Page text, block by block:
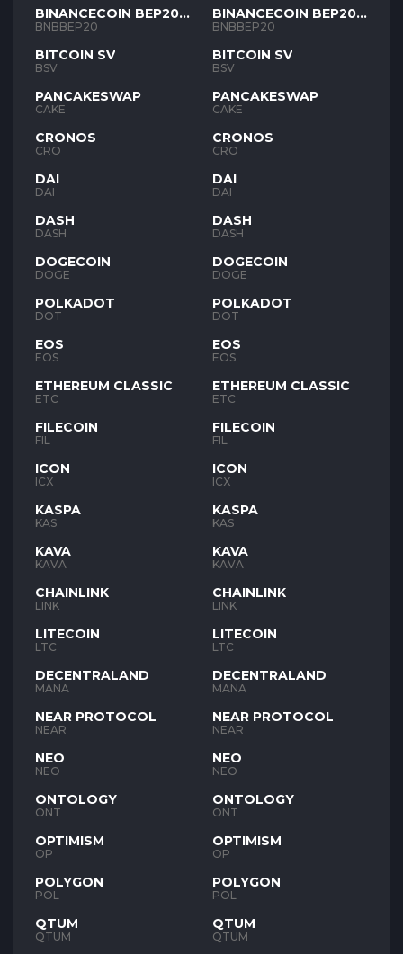
BINANCECOIN BEP20
BNB
BNBBEP20
BITCOIN SV
BSV
PANCAKESWAP
CAKE
CRONOS
CRO
DAI
DAI
DASH
DASH
DOGECOIN
DOGE
POLKADOT
DOT
EOS
EOS
ETHEREUM CLASSIC
ETC
FILECOIN
FIL
ICON
ICX
KASPA
KAS
KAVA
KAVA
CHAINLINK
LINK
LITECOIN
LTC
DECENTRALAND
MANA
NEAR PROTOCOL
NEAR
NEO
NEO
ONTOLOGY
ONT
OPTIMISM
OP
POLYGON
POL
QTUM
QTUM
BINANCECOIN BEP20
BNB
BNBBEP20
BITCOIN SV
BSV
PANCAKESWAP
CAKE
CRONOS
CRO
DAI
DAI
DASH
DASH
DOGECOIN
DOGE
POLKADOT
DOT
EOS
EOS
ETHEREUM CLASSIC
ETC
FILECOIN
FIL
ICON
ICX
KASPA
KAS
KAVA
KAVA
CHAINLINK
LINK
LITECOIN
LTC
DECENTRALAND
MANA
NEAR PROTOCOL
NEAR
NEO
NEO
ONTOLOGY
ONT
OPTIMISM
OP
POLYGON
POL
QTUM
QTUM